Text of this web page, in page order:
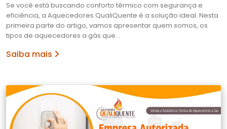
Se você está buscando conforto térmico com segurança e
eficiência, a Aquecedores QualiQuente é a solução ideal. Nesta
primeira parte do artigo, vamos apresentar quem somos, os
tipos de aquecedores a gás que…
Saiba mais